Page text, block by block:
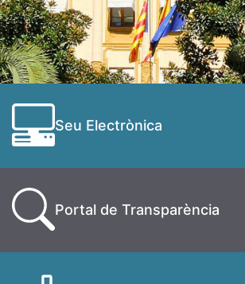
Seu Electrònica
Portal de Transparència